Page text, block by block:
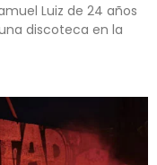
Luiz de 24 años
discoteca en la